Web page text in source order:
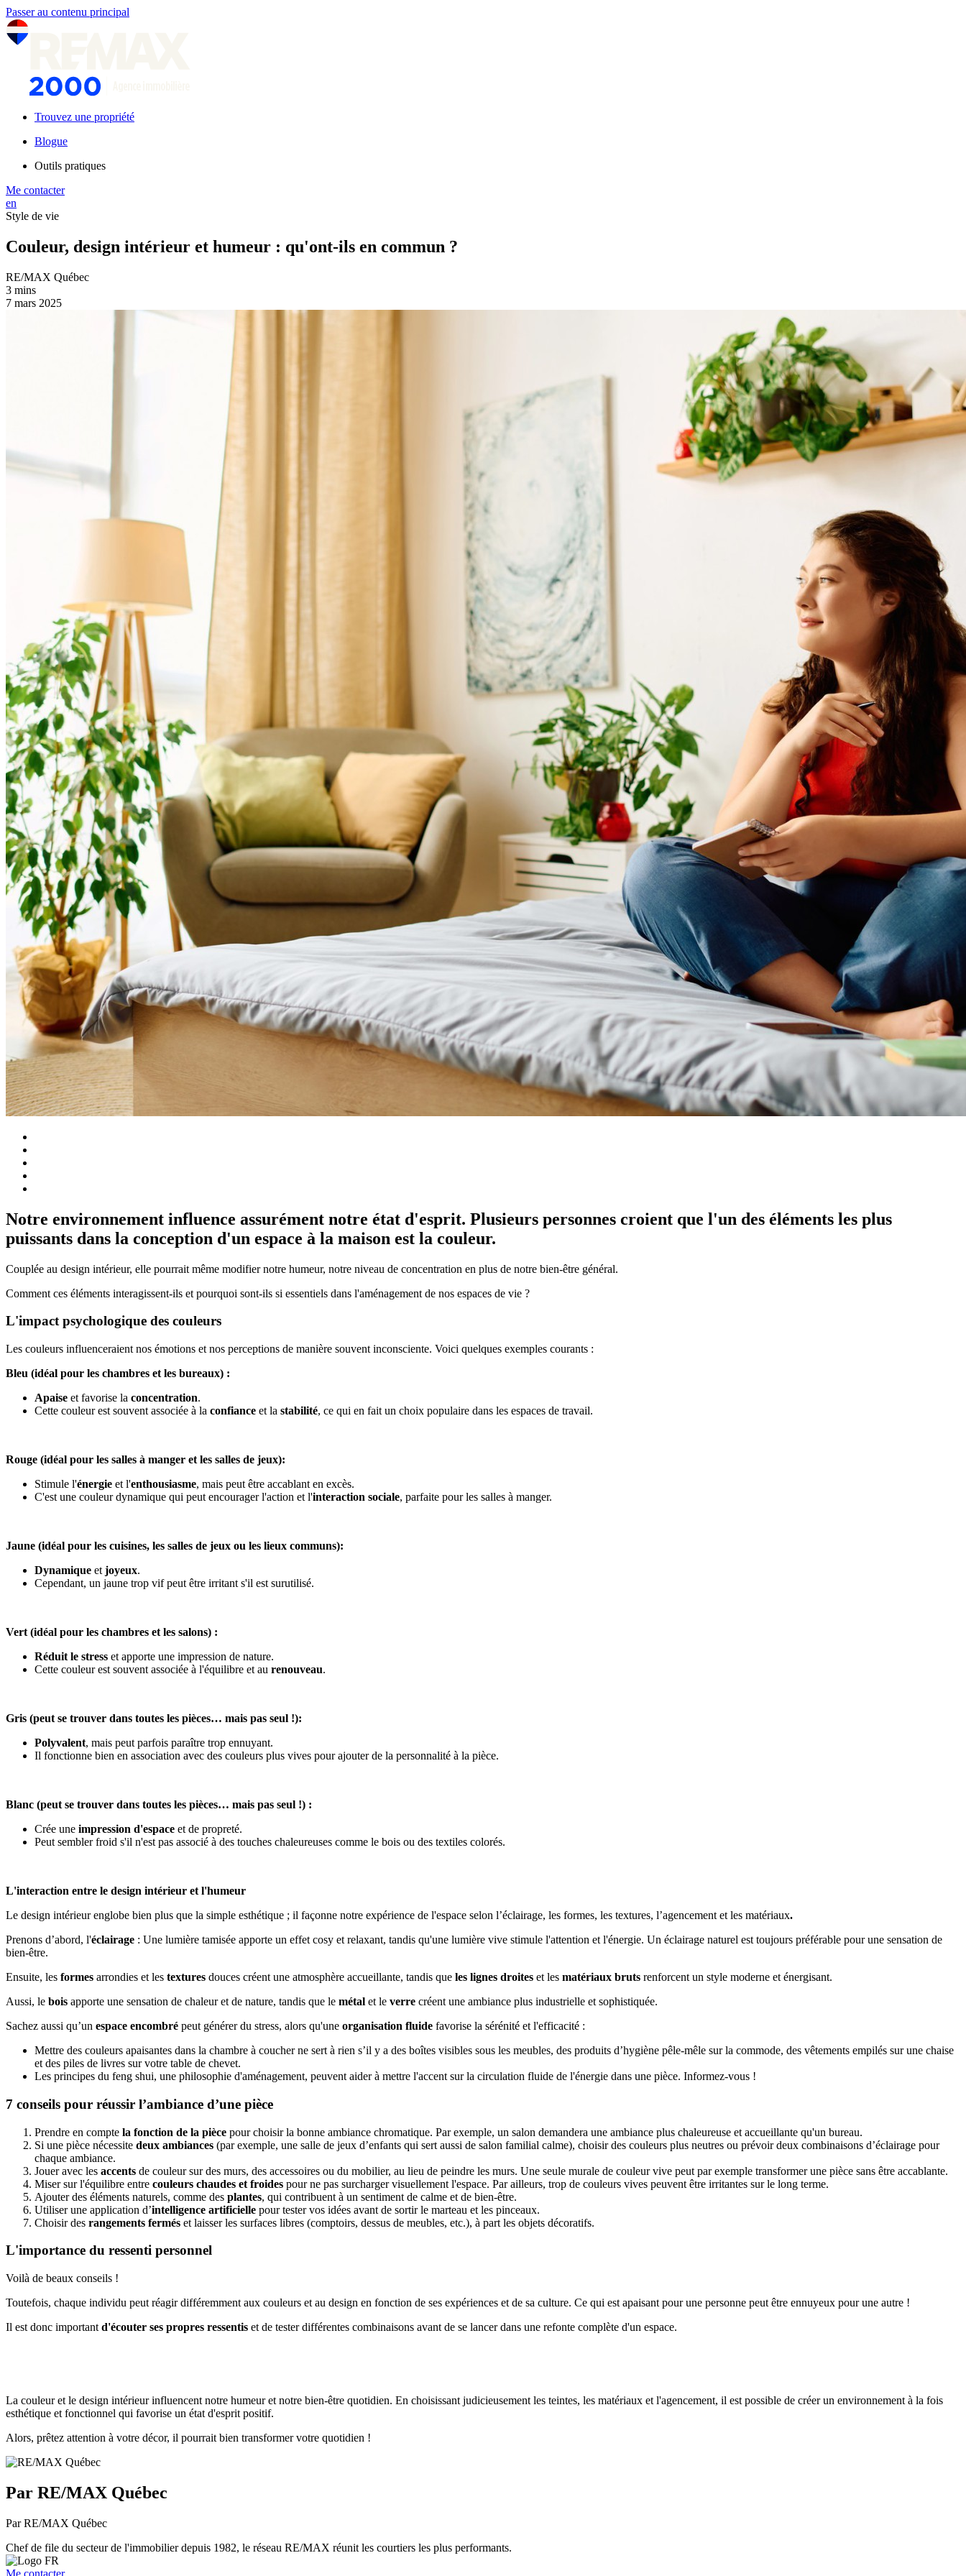
Passer au contenu principal
Trouvez une propriété
Blogue
Outils pratiques
Me contacter
en
Style de vie
Couleur, design intérieur et humeur : qu'ont-ils en commun ?
RE/MAX Québec
3 mins
7 mars 2025
Notre environnement influence assurément notre état d'esprit. Plusieurs personnes croient que l'un des éléments les plus
puissants dans la conception d'un espace à la maison est la couleur.
Couplée au design intérieur, elle pourrait même modifier notre humeur, notre niveau de concentration en plus de notre bien-être général.
Comment ces éléments interagissent-ils et pourquoi sont-ils si essentiels dans l'aménagement de nos espaces de vie ?
L'impact psychologique des couleurs
Les couleurs influenceraient nos émotions et nos perceptions de manière souvent inconsciente. Voici quelques exemples courants :
Bleu (idéal pour les chambres et les bureaux) :
Apaise et favorise la concentration.
Cette couleur est souvent associée à la confiance et la stabilité, ce qui en fait un choix populaire dans les espaces de travail.
Rouge (idéal pour les salles à manger et les salles de jeux):
Stimule l'énergie et l'enthousiasme, mais peut être accablant en excès.
C'est une couleur dynamique qui peut encourager l'action et l'interaction sociale, parfaite pour les salles à manger.
Jaune (idéal pour les cuisines, les salles de jeux ou les lieux communs):
Dynamique et joyeux.
Cependant, un jaune trop vif peut être irritant s'il est surutilisé.
Vert (idéal pour les chambres et les salons) :
Réduit le stress et apporte une impression de nature.
Cette couleur est souvent associée à l'équilibre et au renouveau.
Gris (peut se trouver dans toutes les pièces… mais pas seul !):
Polyvalent, mais peut parfois paraître trop ennuyant.
Il fonctionne bien en association avec des couleurs plus vives pour ajouter de la personnalité à la pièce.
Blanc (peut se trouver dans toutes les pièces… mais pas seul !) :
Crée une impression d'espace et de propreté.
Peut sembler froid s'il n'est pas associé à des touches chaleureuses comme le bois ou des textiles colorés.
L'interaction entre le design intérieur et l'humeur
Le design intérieur englobe bien plus que la simple esthétique ; il façonne notre expérience de l'espace selon l’éclairage, les formes, les textures, l’agencement et les matériaux.
Prenons d’abord, l'éclairage : Une lumière tamisée apporte un effet cosy et relaxant, tandis qu'une lumière vive stimule l'attention et l'énergie. Un éclairage naturel est toujours préférable pour une sensation de
bien-être.
Ensuite, les formes arrondies et les textures douces créent une atmosphère accueillante, tandis que les lignes droites et les matériaux bruts renforcent un style moderne et énergisant.
Aussi, le bois apporte une sensation de chaleur et de nature, tandis que le métal et le verre créent une ambiance plus industrielle et sophistiquée.
Sachez aussi qu’un espace encombré peut générer du stress, alors qu'une organisation fluide favorise la sérénité et l'efficacité :
Mettre des couleurs apaisantes dans la chambre à coucher ne sert à rien s’il y a des boîtes visibles sous les meubles, des produits d’hygiène pêle-mêle sur la commode, des vêtements empilés sur une chaise
et des piles de livres sur votre table de chevet.
Les principes du feng shui, une philosophie d'aménagement, peuvent aider à mettre l'accent sur la circulation fluide de l'énergie dans une pièce. Informez-vous !
7 conseils pour réussir l’ambiance d’une pièce
Prendre en compte la fonction de la pièce pour choisir la bonne ambiance chromatique. Par exemple, un salon demandera une ambiance plus chaleureuse et accueillante qu'un bureau.
Si une pièce nécessite deux ambiances (par exemple, une salle de jeux d’enfants qui sert aussi de salon familial calme), choisir des couleurs plus neutres ou prévoir deux combinaisons d’éclairage pour
chaque ambiance.
Jouer avec les accents de couleur sur des murs, des accessoires ou du mobilier, au lieu de peindre les murs. Une seule murale de couleur vive peut par exemple transformer une pièce sans être accablante.
Miser sur l'équilibre entre couleurs chaudes et froides pour ne pas surcharger visuellement l'espace. Par ailleurs, trop de couleurs vives peuvent être irritantes sur le long terme.
Ajouter des éléments naturels, comme des plantes, qui contribuent à un sentiment de calme et de bien-être.
Utiliser une application d’intelligence artificielle pour tester vos idées avant de sortir le marteau et les pinceaux.
Choisir des rangements fermés et laisser les surfaces libres (comptoirs, dessus de meubles, etc.), à part les objets décoratifs.
L'importance du ressenti personnel
Voilà de beaux conseils !
Toutefois, chaque individu peut réagir différemment aux couleurs et au design en fonction de ses expériences et de sa culture. Ce qui est apaisant pour une personne peut être ennuyeux pour une autre !
Il est donc important d'écouter ses propres ressentis et de tester différentes combinaisons avant de se lancer dans une refonte complète d'un espace.
La couleur et le design intérieur influencent notre humeur et notre bien-être quotidien. En choisissant judicieusement les teintes, les matériaux et l'agencement, il est possible de créer un environnement à la fois
esthétique et fonctionnel qui favorise un état d'esprit positif.
Alors, prêtez attention à votre décor, il pourrait bien transformer votre quotidien !
Par RE/MAX Québec
Par RE/MAX Québec
Chef de file du secteur de l'immobilier depuis 1982, le réseau RE/MAX réunit les courtiers les plus performants.
Me contacter